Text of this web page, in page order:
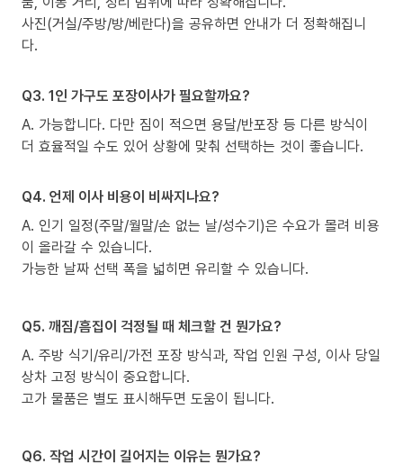
사진(거실/주방/방/베란다)을 공유하면 안내가 더 정확해집니
다.
Q3. 1인 가구도 포장이사가 필요할까요?
A. 가능합니다. 다만 짐이 적으면 용달/반포장 등 다른 방식이
더 효율적일 수도 있어 상황에 맞춰 선택하는 것이 좋습니다.
Q4. 언제 이사 비용이 비싸지나요?
A. 인기 일정(주말/월말/손 없는 날/성수기)은 수요가 몰려 비용
이 올라갈 수 있습니다.
가능한 날짜 선택 폭을 넓히면 유리할 수 있습니다.
Q5. 깨짐/흠집이 걱정될 때 체크할 건 뭔가요?
A. 주방 식기/유리/가전 포장 방식과, 작업 인원 구성, 이사 당일
상차 고정 방식이 중요합니다.
고가 물품은 별도 표시해두면 도움이 됩니다.
Q6. 작업 시간이 길어지는 이유는 뭔가요?